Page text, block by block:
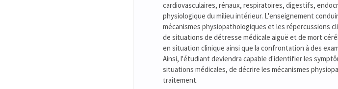
cardiovasculaires, rénaux, respiratoires, digestifs,
physiologique du milieu intérieur. L'enseignement
mécanismes physiopathologiques et les répercussions
de situations de détresse médicale aiguë et de mort
en situation clinique ainsi que la confrontation à des
Ainsi, l'étudiant deviendra capable d'identifier les
situations médicales, de décrire les mécanismes
traitement.